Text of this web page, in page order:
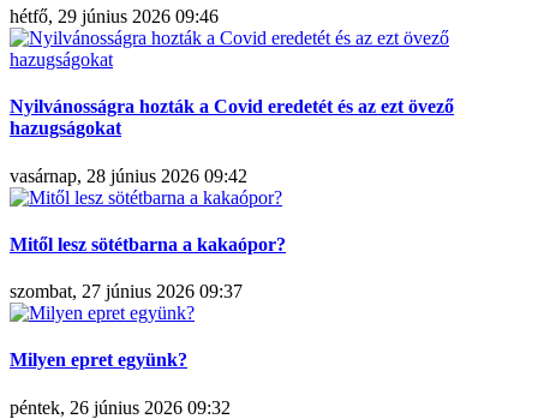
hétfő, 29 június 2026 09:46
Nyilvánosságra hozták a Covid eredetét és az ezt övező
hazugságokat
vasárnap, 28 június 2026 09:42
Mitől lesz sötétbarna a kakaópor?
szombat, 27 június 2026 09:37
Milyen epret együnk?
péntek, 26 június 2026 09:32